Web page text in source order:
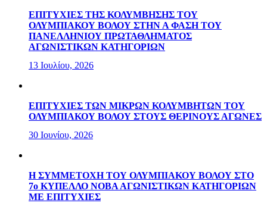
ΕΠΙΤΥΧΙΕΣ ΤΗΣ ΚΟΛΥΜΒΗΣΗΣ ΤΟΥ
ΟΛΥΜΠΙΑΚΟΥ ΒΟΛΟΥ ΣΤΗΝ Α ΦΑΣΗ ΤΟΥ
ΠΑΝΕΛΛΗΝΙΟΥ ΠΡΩΤΑΘΛΗΜΑΤΟΣ
ΑΓΩΝΙΣΤΙΚΩΝ ΚΑΤΗΓΟΡΙΩΝ
13 Ιουλίου, 2026
ΕΠΙΤΥΧΙΕΣ ΤΩΝ ΜΙΚΡΩΝ ΚΟΛΥΜΒΗΤΩΝ ΤΟΥ
ΟΛΥΜΠΙΑΚΟΥ ΒΟΛΟΥ ΣΤΟΥΣ ΘΕΡΙΝΟΥΣ ΑΓΩΝΕΣ
30 Ιουνίου, 2026
Η ΣΥΜΜΕΤΟΧΗ ΤΟΥ ΟΛΥΜΠΙΑΚΟΥ ΒΟΛΟΥ ΣΤΟ
7ο ΚΥΠΕΛΛΟ ΝΟΒΑ ΑΓΩΝΙΣΤΙΚΩΝ ΚΑΤΗΓΟΡΙΩΝ
ΜΕ ΕΠΙΤΥΧΙΕΣ